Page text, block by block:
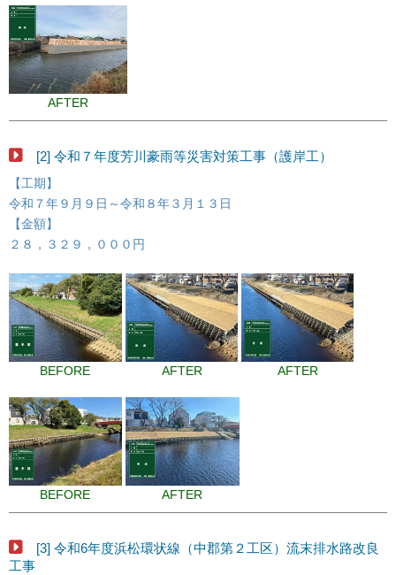
AFTER
[2] 令和７年度芳川豪雨等災害対策工事（護岸工）
【工期】
令和７年９月９日～令和８年３月１３日
【金額】
２８，３２９，０００円
BEFORE AFTER AFTER
BEFORE AFTER
[3] 令和6年度浜松環状線（中郡第２工区）流末排水路改良
工事